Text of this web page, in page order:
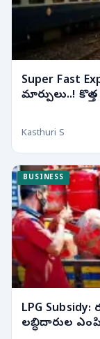
Super Fast
మార్పులు..!
Kasthuri S
BUSINESS
LPG
లబ్ధిదారుల